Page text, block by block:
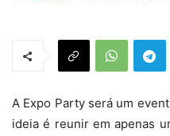
A Expo Party será um
ideia é reunir em apenas